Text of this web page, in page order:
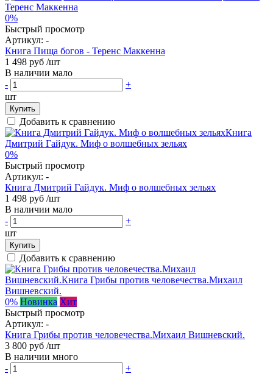
0%
Быстрый просмотр
Артикул: -
Книга Пища богов - Теренс Маккенна
1 498 руб /шт
В наличии мало
-
+
шт
Купить
Добавить к сравнению
0%
Быстрый просмотр
Артикул: -
Книга Дмитрий Гайдук. Миф о волшебных зельях
1 498 руб /шт
В наличии мало
-
+
шт
Купить
Добавить к сравнению
0% Новинка Хит
Быстрый просмотр
Артикул: -
Книга Грибы против человечества.Михаил Вишневский.
3 800 руб /шт
В наличии много
-
+